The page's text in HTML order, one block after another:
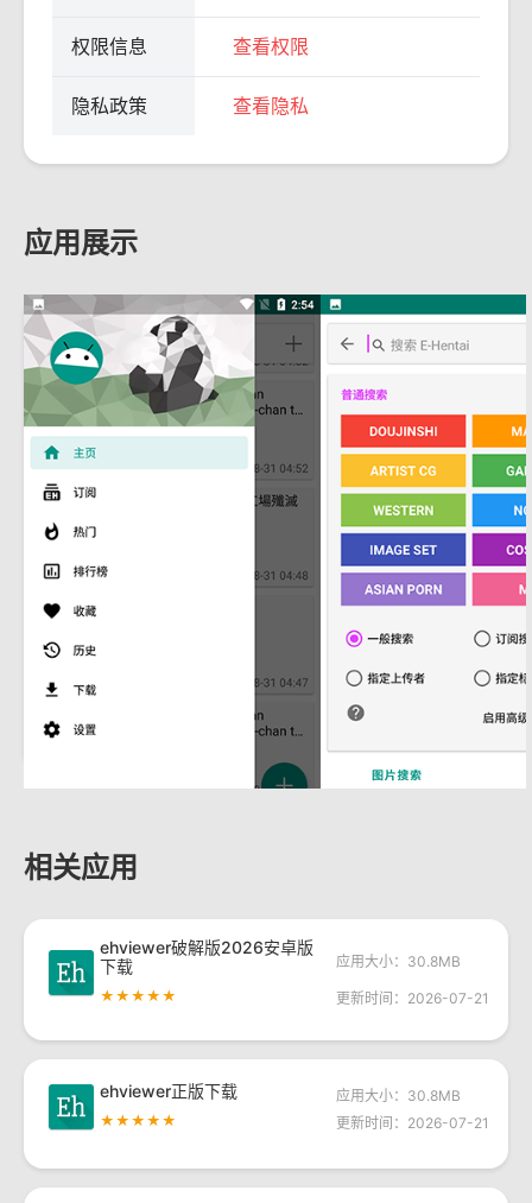
权限信息 查看权限
隐私政策 查看隐私
应用展示
相关应用
ehviewer破解版2026安卓版
下载
★★★★★
应用大小：30.8MB
更新时间：2026-07-21
ehviewer正版下载
★★★★★
应用大小：30.8MB
更新时间：2026-07-21